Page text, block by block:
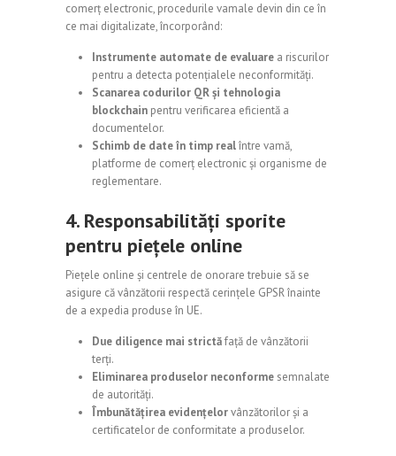
comerț electronic, procedurile vamale devin din ce în
ce mai digitalizate, încorporând:
Instrumente automate de evaluare a riscurilor
pentru a detecta potențialele neconformități.
Scanarea codurilor QR și tehnologia
blockchain pentru verificarea eficientă a
documentelor.
Schimb de date în timp realîntre vamă,
platforme de comerț electronic și organisme de
reglementare.
4. Responsabilități sporite
pentru piețele online
Piețele online și centrele de onorare trebuie să se
asigure că vânzătorii respectă cerințele GPSR înainte
de a expedia produse în UE.
Due diligence mai strictăfață de vânzătorii
terți.
Eliminarea produselor neconforme semnalate
de autorități.
Îmbunătățirea evidențelorvânzătorilor și a
certificatelor de conformitate a produselor.